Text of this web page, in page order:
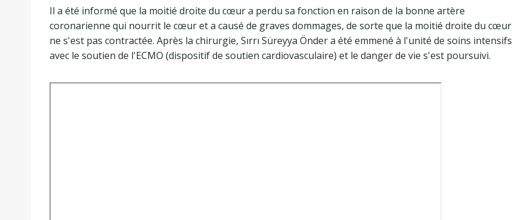
Il a été informé que la moitié droite du cœur a perdu sa fonction en raison de la bonne artère
coronarienne qui nourrit le cœur et a causé de graves dommages, de sorte que la moitié droite du cœur
ne s'est pas contractée. Après la chirurgie, Sırrı Süreyya Önder a été emmené à l'unité de soins intensifs
avec le soutien de l'ECMO (dispositif de soutien cardiovasculaire) et le danger de vie s'est poursuivi.